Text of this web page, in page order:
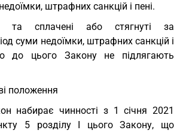
штрафних санкцій і пені.
та сплачені або стягнуті за
суми недоїмки, штрафних санкцій і
до цього Закону не підлягають
положення
набирає чинності з 1 січня 2021
5 розділу I цього Закону, що